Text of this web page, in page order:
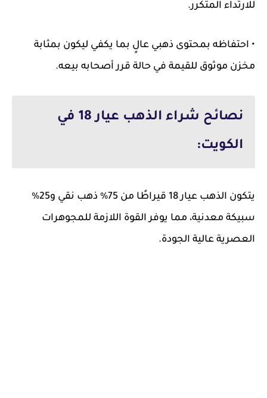
للارتداء المتكرر.
• احتفاظه بمحتوى ذهبي عالٍ بما يكفي ليكون بمثابة
مخزن موثوق للقيمة في حالة قرر أصحابه بيعه.
نصائح شراء الذهب عيار 18 في
الكويت:
يتكون الذهب عيار 18 قيراطًا من 75% ذهب نقي و25%
سبيكة معدنية، مما يوفر القوة اللازمة للمجوهرات
العصرية عالية الجودة.